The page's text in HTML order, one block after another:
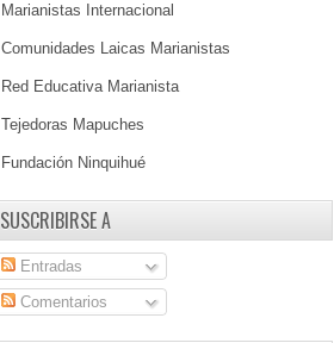
Marianistas Internacional
Comunidades Laicas Marianistas
Red Educativa Marianista
Tejedoras Mapuches
Fundación Ninquihué
SUSCRIBIRSE A
Entradas
Comentarios